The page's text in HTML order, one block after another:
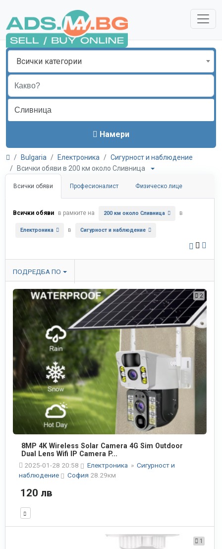
Всички категории
Намери
Bulgaria Електроника
Сигурност и наблюдение
Всички обяви в 200 км около Сливница
Всички обяви Професионалист Физическо лице
Всички обяви в рамките на 200 км около Сливница в
Електроника в Сигурност и наблюдение
ПОДРЕДБА ПО
2
8MP 4K Wireless Solar Camera 4G Sim Outdoor
Dual Lens Wifi IP Camera P...
2025-01-28 20:58
Електроника » Сигурност и
наблюдение
София 28.29км
120 лв
1